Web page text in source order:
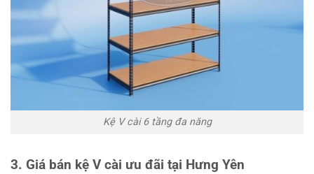
Kệ V cài 6 tầng đa năng
3. Giá bán kệ V cài ưu đãi tại Hưng Yên